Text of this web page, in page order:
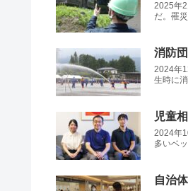
2025年
だ。罹
消防
2024年
生時に
児童
2024年
多いベ
自治